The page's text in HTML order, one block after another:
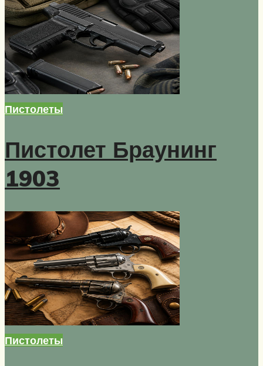
Пистолеты
Пистолет Браунинг
1903
Пистолеты